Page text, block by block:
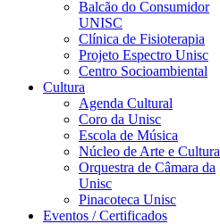
Balcão do Consumidor
UNISC
Clínica de Fisioterapia
Projeto Espectro Unisc
Centro Socioambiental
Cultura
Agenda Cultural
Coro da Unisc
Escola de Música
Núcleo de Arte e Cultura
Orquestra de Câmara da
Unisc
Pinacoteca Unisc
Eventos / Certificados